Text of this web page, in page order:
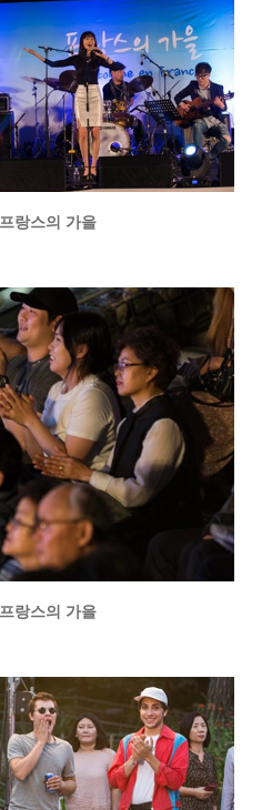
랑스의 가을
랑스의 가을